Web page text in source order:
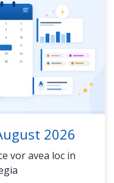
2026
vor avea loc in